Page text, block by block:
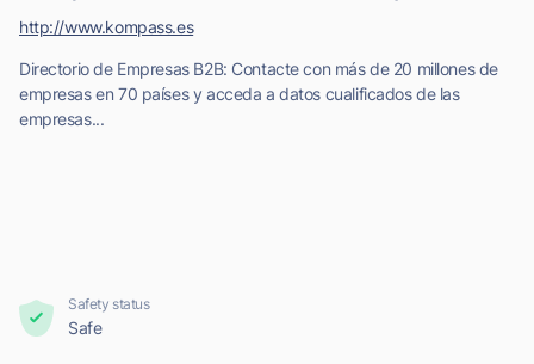
Directorio de Empresas B2B: Contacte con más de 20 millones de
empresas en 70 países y acceda a datos cualificados de las
empresas...
http://www.kompass.es
Safety status
Safe